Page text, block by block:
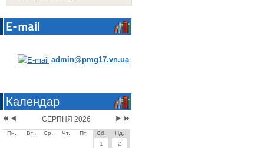
E-mail
admin@pmg17.vn.ua
Календар
СЕРПНЯ 2026
Пн. Вт. Ср. Чт. Пт. Сб.
Нд.
1
2